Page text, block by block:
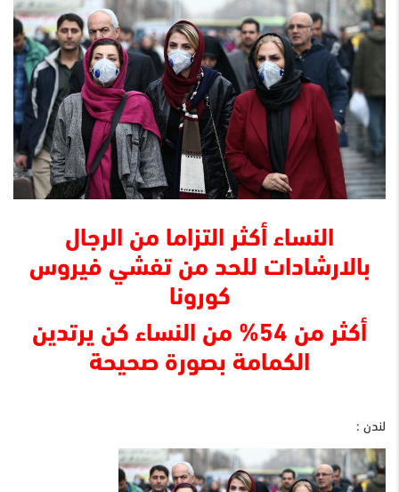
النساء أكثر التزاما من الرجال
بالارشادات للحد من تفشي فيروس
كورونا
أكثر من 54% من النساء كن يرتدين
الكمامة بصورة صحيحة
لندن :